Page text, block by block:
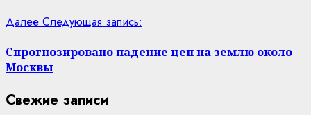
Далее Следующая запись:
Спрогнозировано падение цен на землю около
Москвы
Свежие записи